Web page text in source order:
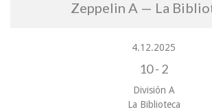
Zeppelin A — La
4.12.2025
10- 2
División A
La Biblioteca